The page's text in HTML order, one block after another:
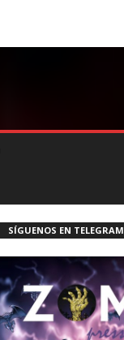
SÍGUENOS EN TELEGRAM